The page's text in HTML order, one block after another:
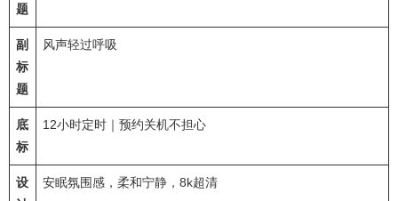
题
副
标
题
风声轻过呼吸
底
标
12小时定时｜预约关机不担心
设
安眠氛围感，柔和宁静，8k超清